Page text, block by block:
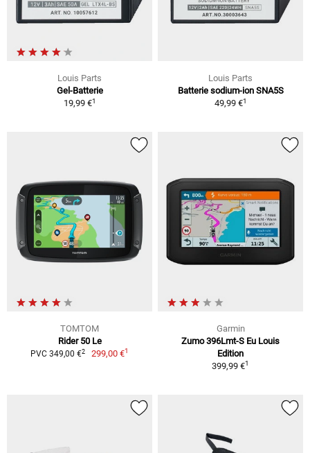
Louis Parts
Gel-Batterie
19,99 €1
Louis Parts
Batterie sodium-ion SNA5S
49,99 €1
TOMTOM
Rider 50 Le
PVC 349,00 €2 299,00 €1
Garmin
Zumo 396Lmt-S Eu Louis
Edition
399,99 €1